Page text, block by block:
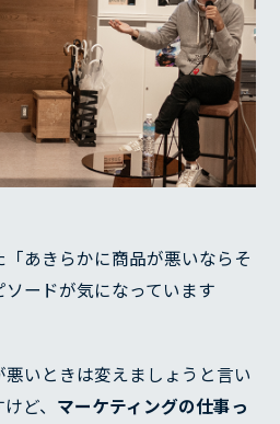
あきらかに商品が悪いならそ
ードが気になっています
いときは変えましょうと言い
ど、 マーケティングの仕事っ